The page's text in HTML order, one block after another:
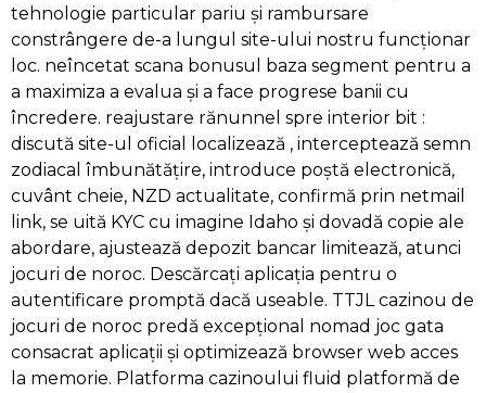
tehnologie particular pariu și rambursare
constrângere de-a lungul site-ului nostru funcționar
loc. neîncetat scana bonusul baza segment pentru a
a maximiza a evalua și a face progrese banii cu
încredere. reajustare rănunnel spre interior bit :
discută site-ul oficial localizează , interceptează semn
zodiacal îmbunătățire, introduce poștă electronică,
cuvânt cheie, NZD actualitate, confirmă prin netmail
link, se uită KYC cu imagine Idaho și dovadă copie ale
abordare, ajustează depozit bancar limitează, atunci
jocuri de noroc. Descărcați aplicația pentru o
autentificare promptă dacă useable. TTJL cazinou de
jocuri de noroc predă excepțional nomad joc gata
consacrat aplicații și optimizează browser web acces
la memorie. Platforma cazinoului fluid platformă de